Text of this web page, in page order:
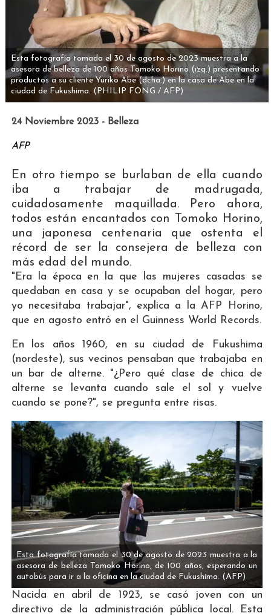
Esta fotografía tomada el 30 de agosto de 2023 muestra a la
asesora de belleza de 100 años Tomoko Horino (izq.) presentando
productos a su cliente Yuriko Abe (dcha.) en la casa de Abe en la
ciudad de Fukushima. (PHILIP FONG / AFP)
24 Noviembre 2023 - Belleza
AFP
En otro tiempo se burlaban de ella cuando
iba a trabajar de madrugada,
cuidadosamente maquillada. Pero ahora,
todos están encantados con Tomoko Horino,
una japonesa centenaria que ostenta el
récord de ser la consejera de belleza con
más edad del mundo.
"Era la época en la que las mujeres casadas se
quedaban en casa y se ocupaban del hogar, pero
yo necesitaba trabajar", explica a la AFP Horino,
que en agosto entró en el Guinness World Records.
En los años 1960, en su ciudad de Fukushima
(nordeste), sus vecinos pensaban que trabajaba en
un bar de alterne. "¿Pero qué clase de chica de
alterne se levanta cuando sale el sol y vuelve
cuando se pone?", se pregunta entre risas.
Esta fotografía tomada el 30 de agosto de 2023 muestra a la
asesora de belleza Tomoko Horino, de 100 años, esperando un
autobús para ir a la oficina en la ciudad de Fukushima. (AFP)
Nacida en abril de 1923, se casó joven con un
directivo de la administración pública local. Esta